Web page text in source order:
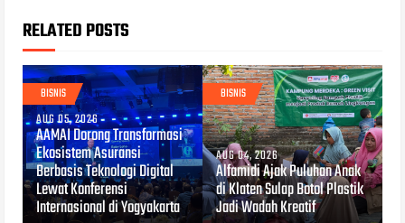
RELATED POSTS
BISNIS
AUG 05, 2026
AAMAI Dorong Transformasi
Ekosistem Asuransi
Berbasis Teknologi Digital
Lewat Konferensi
Internasional di Yogyakarta
BISNIS
AUG 04, 2026
Alfamidi Ajak Puluhan Anak
di Klaten Sulap Botol Plastik
Jadi Wadah Kreatif